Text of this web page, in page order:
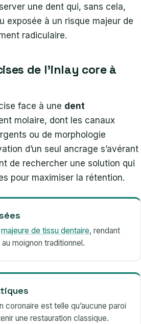
une dent qui, sans cela,
exposée à un risque majeur de
radiculaire.
de l’inlay core à
face à une dent
molaire, dont les canaux
ou de morphologie
d’un seul ancrage s’avérant
de rechercher une solution qui
pour maximiser la rétention.
majeure de tissu dentaire, rendant
moignon traditionnel.
coronaire est telle qu’aucune paroi
une restauration classique.